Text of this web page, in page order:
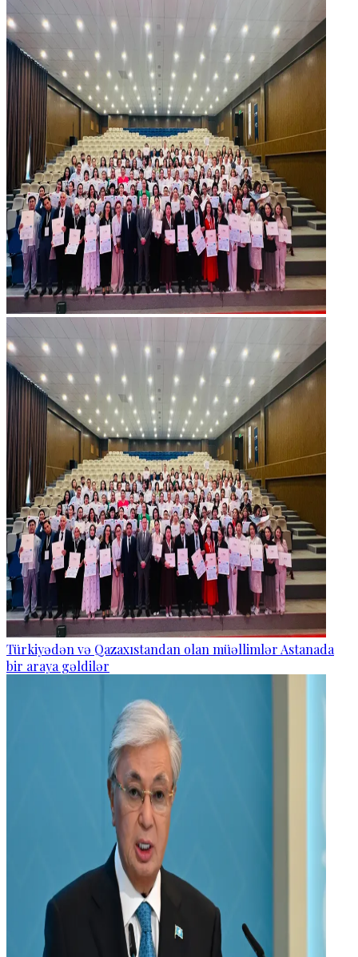
Türkiyədən və Qazaxıstandan olan müəllimlər Astanada
bir araya gəldilər